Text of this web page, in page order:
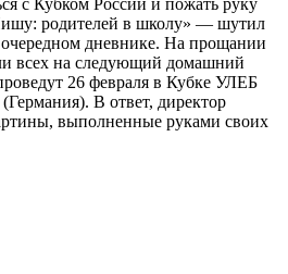
родителей в школу» — шутил
дневнике. На прощании
всех на следующий домашний
26 февраля в Кубке УЛЕБ
В ответ, директор
выполненные руками своих